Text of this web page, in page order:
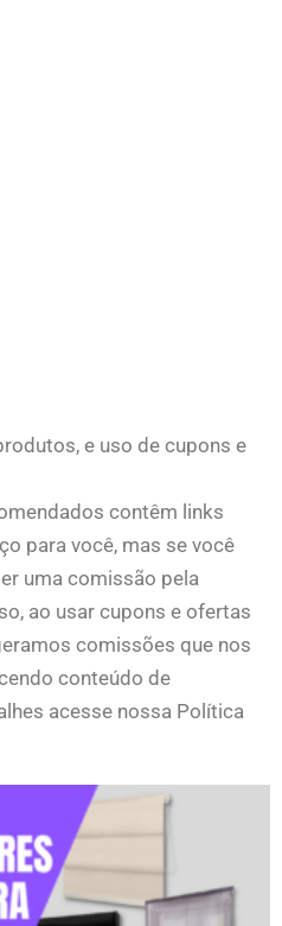
e uso de cupons e
contêm links
para você, mas se você
uma comissão pela
ao usar cupons e ofertas
comissões que nos
conteúdo de
acesse nossa Política